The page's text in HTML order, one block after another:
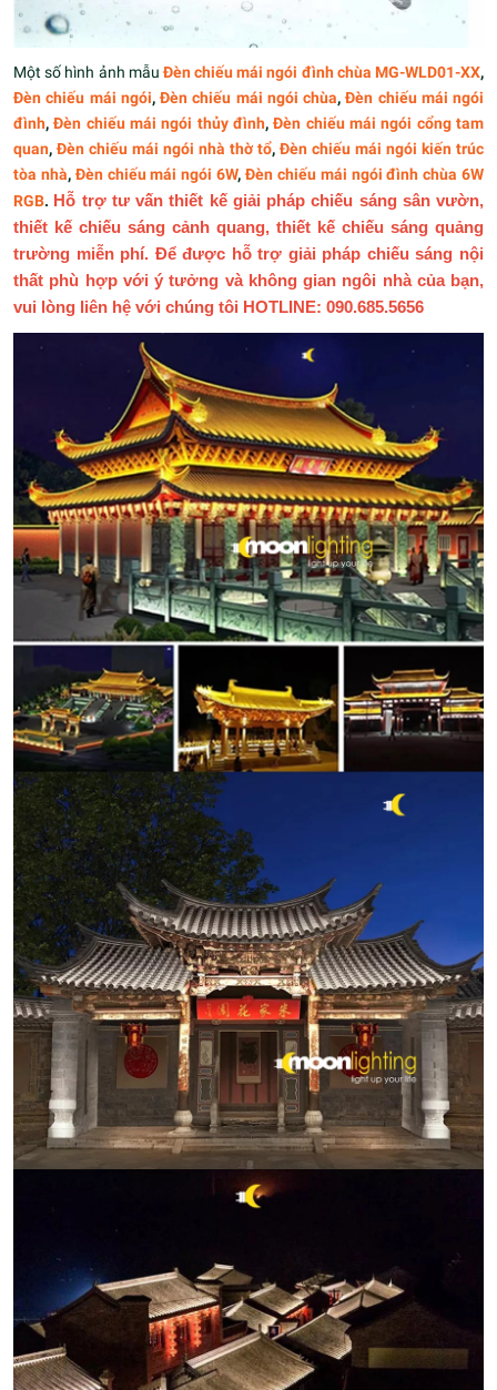
Một số hình ảnh mẫu Đèn chiếu mái ngói đình chùa MG-WLD01-XX,
Đèn chiếu mái ngói, Đèn chiếu mái ngói chùa,Đèn chiếu mái ngói
đình,Đèn chiếu mái ngói thủy đình,Đèn chiếu mái ngói cổng tam
quan, Đèn chiếu mái ngói nhà thờ tổ, Đèn chiếu mái ngói kiến trúc
tòa nhà, Đèn chiếu mái ngói 6W, Đèn chiếu mái ngói đình chùa 6W
RGB. Hỗ trợ tư vấn thiết kế giải pháp chiếu sáng sân vườn,
thiết kế chiếu sáng cảnh quang, thiết kế chiếu sáng quảng
trường miễn phí. Để được hỗ trợ giải pháp chiếu sáng nội
thất phù hợp với ý tưởng và không gian ngôi nhà của bạn,
vui lòng liên hệ với chúng tôi HOTLINE: 090.685.5656